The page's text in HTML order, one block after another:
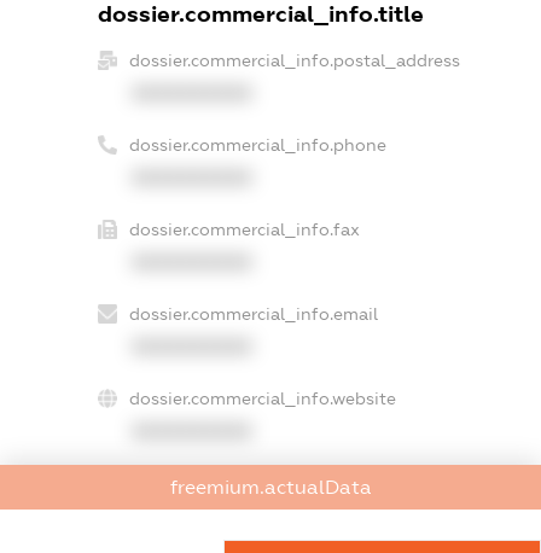
dossier.commercial_info.title
dossier.commercial_info.postal_address
dossier.commercial_info.phone
dossier.commercial_info.fax
dossier.commercial_info.email
dossier.commercial_info.website
dossier.commercial_info.activity
XXXXXXXXXX
freemium.actualData